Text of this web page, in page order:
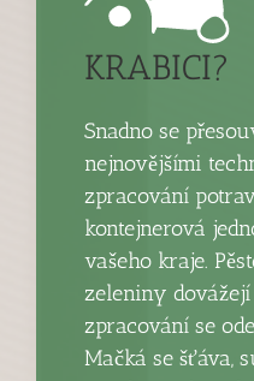
KRABICI?
Snadno se
nejnovějšími
zpracování
kontejnerová
vašeho kraje.
zeleniny
zpracování se
Mačká se šťáva,